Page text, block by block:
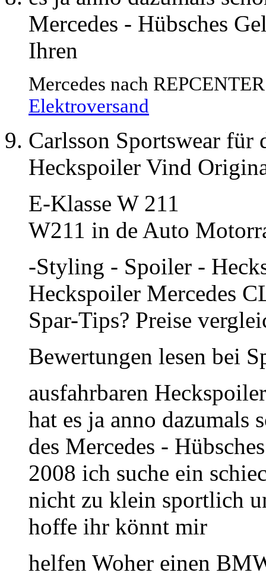
Mercedes - Hübsches
Ihren
Mercedes nach
Elektroversand
Carlsson Sportswear für
Heckspoiler Vind
E-Klasse W 211
W211 in de Auto
-Styling - Spoiler -
Heckspoiler Mercedes
Spar-Tips? Preise
Bewertungen lesen bei
ausfahrbaren Heckspoiler
hat es ja anno dazumals
des Mercedes -
2008 ich suche ein
nicht zu klein sportlich
hoffe ihr könnt mir
helfen Woher einen